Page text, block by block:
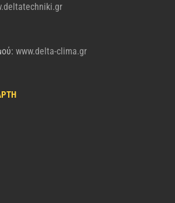
www.delta-clima.gr